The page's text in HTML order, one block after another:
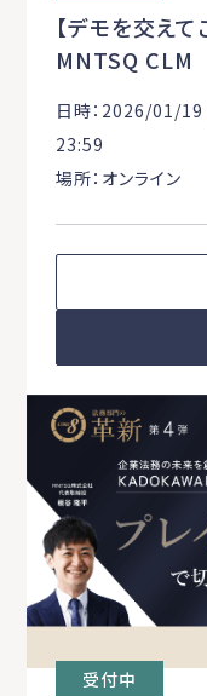
【デモを交え
MNTSQ CLM
日時：2026/01/
23:59
場所：オンライン
受付中